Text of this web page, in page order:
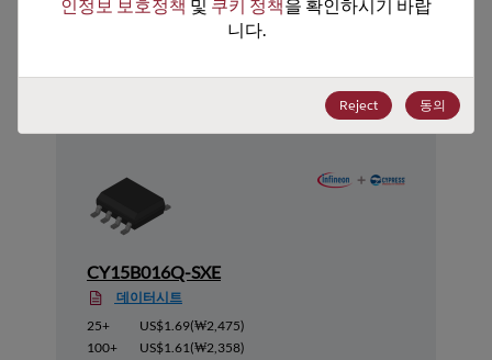
추천 대체 제품
CY15B016Q-SXE
데이터시트
25+
US$1.69(₩2,475)
100+
US$1.61(₩2,358)
인정보 보호정책 및 쿠키 정책을 확인하시기 바랍
니다.
Reject 동의